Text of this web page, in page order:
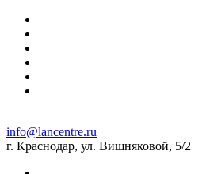
info@lancentre.ru
г. Краснодар, ул. Вишняковой, 5/2